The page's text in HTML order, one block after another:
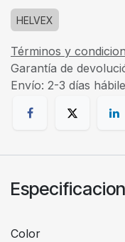
HELVEX
Términos y
Garantía de
Envío: 2-3 días
Color